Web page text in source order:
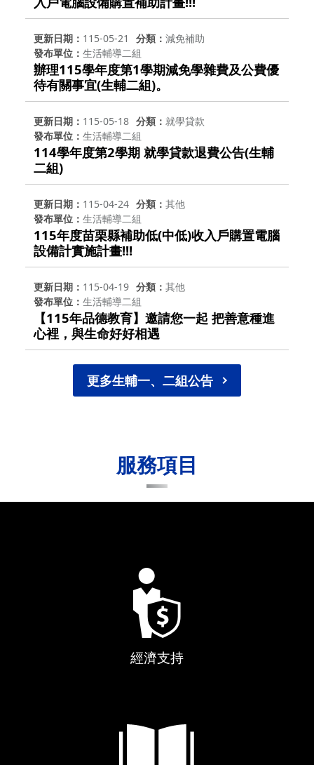
更新日期 115-05-21 分類
減免補助
發布單位
生活輔導二組
辦理115學年度第1學期減免學雜費及公費優
待有關事宜(生輔二組)。
更新日期 115-05-18 分類
就學貸款
發布單位
生活輔導二組
114學年度第2學期 就學貸款退費公告(生輔
二組)
更新日期 115-04-24 分類
其他
發布單位
生活輔導二組
115年度苗栗縣補助低(中低)收入戶購置電腦
設備計實施計畫!!!
更新日期 115-04-19 分類
其他
發布單位
生活輔導二組
【115年品德教育】邀請您一起 把善意種進
心裡，與生命好好相遇
更多生輔一、二組公告
服務項目
經濟支持